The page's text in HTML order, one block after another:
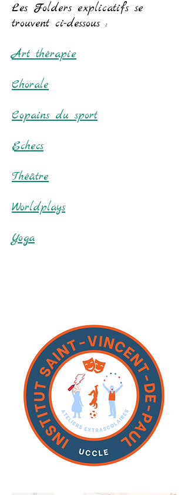
​Les Folders explicatifs se
trouvent ci-dessous :
Art thérapie
Chorale
Copains du sport​
Echecs
Théâtre
Worldplays
Yoga